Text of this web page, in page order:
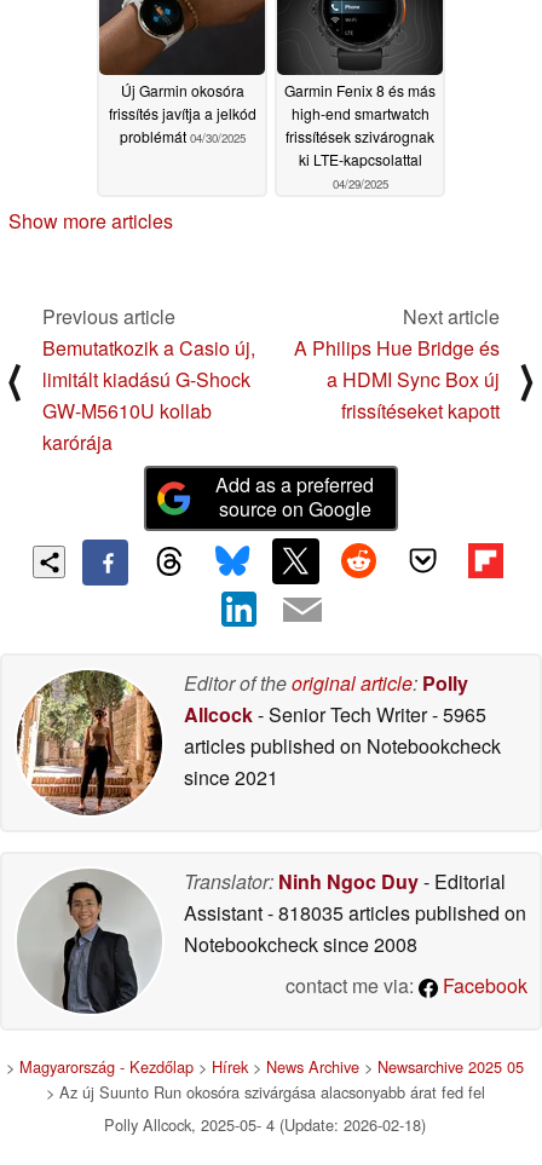
Új Garmin okosóra
frissítés javítja a jelkód
problémát 04/30/2025
Garmin Fenix 8 és más
high-end smartwatch
frissítések szivárognak
ki LTE-kapcsolattal
04/29/2025
Show more articles
⟨
Previous article
Bemutatkozik a Casio új,
limitált kiadású G-Shock
GW-M5610U kollab
karórája
Next article
A Philips Hue Bridge és
a HDMI Sync Box új
frissítéseket kapott
⟩
Add as a preferred
source on Google
Editor of theoriginal article: Polly
Allcock- Senior Tech Writer- 5965
articles published on Notebookcheck
since 2021
Translator: Ninh Ngoc Duy- Editorial
Assistant- 818035 articles published on
Notebookchecksince 2008
contact me via:
Facebook
> Magyarország - Kezdőlap > Hírek> News Archive > Newsarchive 2025 05
> Az új Suunto Run okosóra szivárgása alacsonyabb árat fed fel
Polly Allcock, 2025-05- 4 (Update: 2026-02-18)